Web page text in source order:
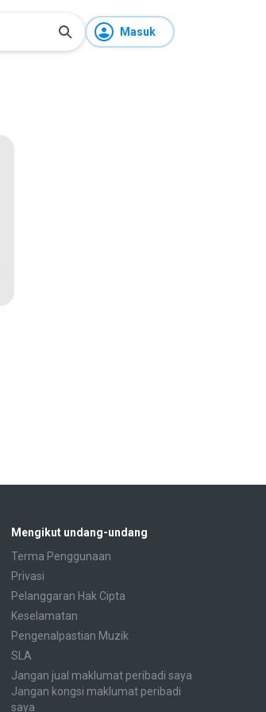
Masuk
Mengikut undang-undang
Terma Penggunaan
Privasi
Pelanggaran Hak Cipta
Keselamatan
Pengenalpastian Muzik
SLA
Jangan jual maklumat peribadi saya
Jangan kongsi maklumat peribadi
saya